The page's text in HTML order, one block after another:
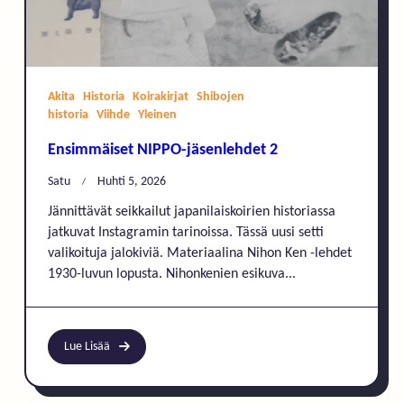
Akita Historia Koirakirjat
Shibojen
historia
Viihde Yleinen
Ensimmäiset NIPPO-jäsenlehdet 2
Satu Huhti 5, 2026
Jännittävät seikkailut japanilaiskoirien historiassa
jatkuvat Instagramin tarinoissa. Tässä uusi setti
valikoituja jalokiviä. Materiaalina Nihon Ken -lehdet
1930-luvun lopusta. Nihonkenien esikuva...
Lue Lisää